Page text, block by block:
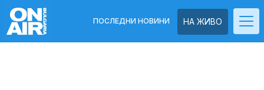
НА ЖИВО
ПОСЛЕДНИ НОВИНИ